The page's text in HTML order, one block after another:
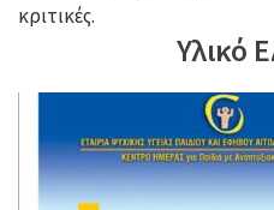
κριτικές.
Υλικό